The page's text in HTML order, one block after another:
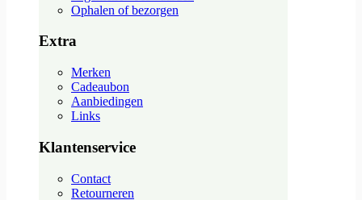
Ophalen of bezorgen
Extra
Merken
Cadeaubon
Aanbiedingen
Links
Klantenservice
Contact
Retourneren